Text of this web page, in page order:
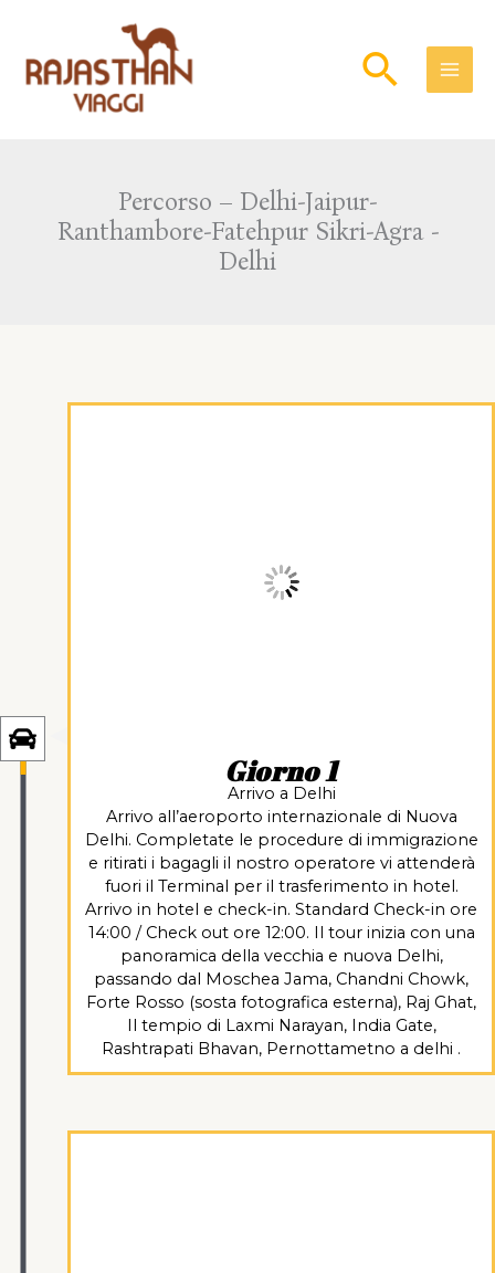
content
Percorso – Delhi-Jaipur-
Ranthambore-Fatehpur Sikri-Agra -
Delhi
Giorno 1
Arrivo a Delhi
Arrivo all’aeroporto internazionale di Nuova
Delhi. Completate le procedure di immigrazione
e ritirati i bagagli il nostro operatore vi attenderà
fuori il Terminal per il trasferimento in hotel.
Arrivo in hotel e check-in. Standard Check-in ore
14:00 / Check out ore 12:00. Il tour inizia con una
panoramica della vecchia e nuova Delhi,
passando dal Moschea Jama, Chandni Chowk,
Forte Rosso (sosta fotografica esterna), Raj Ghat,
Il tempio di Laxmi Narayan, India Gate,
Rashtrapati Bhavan, Pernottametno a delhi .